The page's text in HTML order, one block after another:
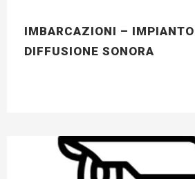
IMBARCAZIONI –
DIFFUSIONE SONORA